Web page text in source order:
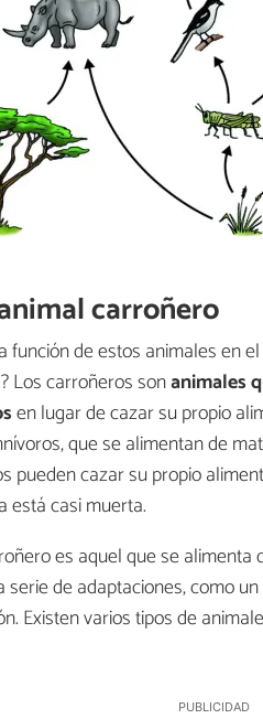
carroñero
de estos animales en
Los carroñeros sonanimales
en lugar de cazar su propio
que se alimentan de
pueden cazar su propio
está casi muerta.
es aquel que se
de adaptaciones, como
Existen varios tipos de